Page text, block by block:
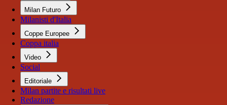
Milan Futuro
Milanisti d'Italia
Coppe Europee
Coppa italia
Video
Social
Editoriale
Milan partite e risultati live
Redazione